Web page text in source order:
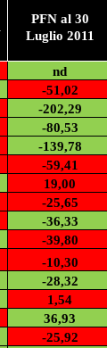
PFN al 30
Luglio 2011
nd
-51,02
-202,29
-80,53
-139,78
-59,41
19,00
-25,65
-36,33
-39,80
-10,30
-28,32
1,54
36,93
-25,92